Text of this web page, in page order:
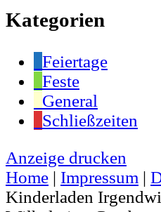
Kategorien
Feiertage
Feste
General
Schließzeiten
Anzeige drucken
Home | Impressum |
Kinderladen